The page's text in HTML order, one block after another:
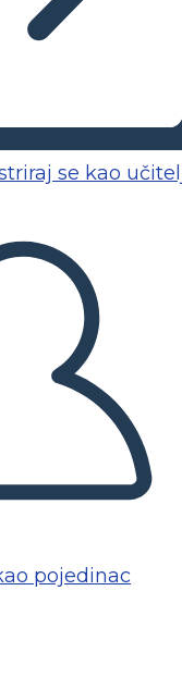
se kao
pojedinac